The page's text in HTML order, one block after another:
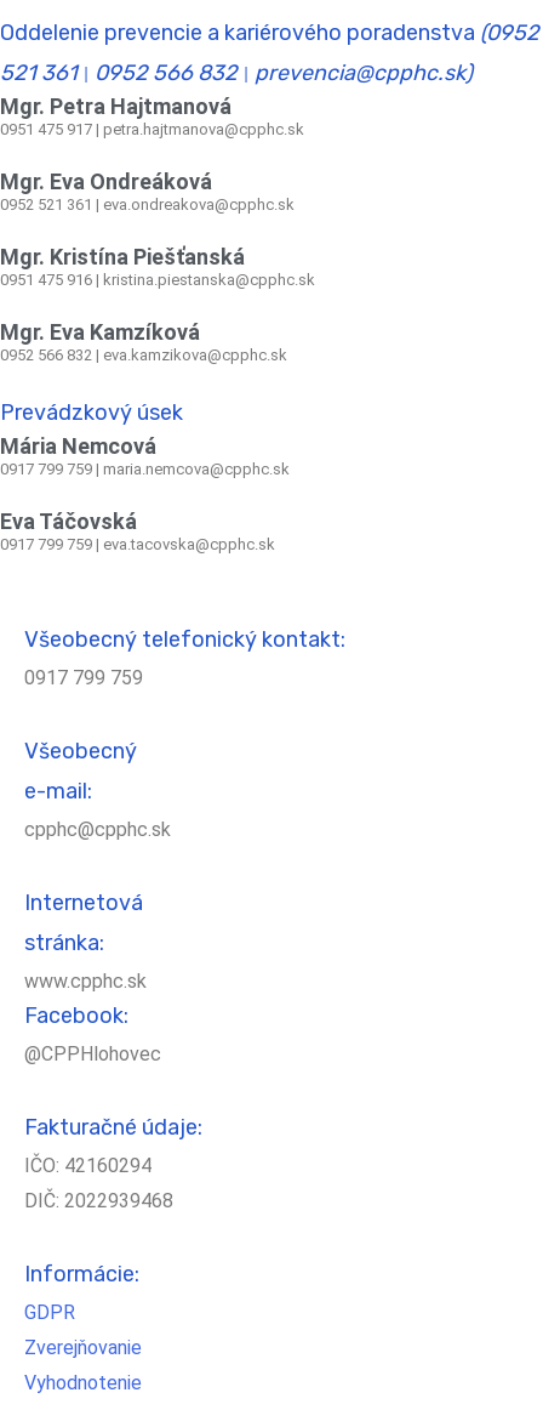
Oddelenie prevencie a kariérového poradenstva (0952
521 361
0952 566 832 prevencia@cpphc.sk)
Mgr. Petra Hajtmanová
0951 475 917 | petra.hajtmanova@cpphc.sk
Mgr. Eva Ondreáková
0952 521 361 | eva.ondreakova@cpphc.sk
Mgr. Kristína Piešťanská
0951 475 916 | kristina.piestanska@cpphc.sk
Mgr. Eva Kamzíková
0952 566 832 | eva.kamzikova@cpphc.sk
Prevádzkový úsek
Mária Nemcová
0917 799 759 | maria.nemcova@cpphc.sk
Eva Táčovská
0917 799 759 | eva.tacovska@cpphc.sk
Všeobecný telefonický kontakt:
0917 799 759
Všeobecný
e-mail:
cpphc@cpphc.sk
Internetová
stránka:
www.cpphc.sk
Facebook:
@CPPHlohovec
Fakturačné údaje:
IČO: 42160294
DIČ: 2022939468
Informácie:
GDPR
Zverejňovanie
Vyhodnotenie